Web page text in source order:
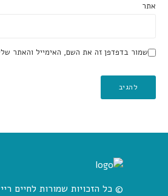
אתר
שמור בדפדפן זה את השם, האימייל והאתר
© כל הזכויות שמורות לחיים